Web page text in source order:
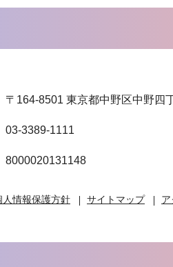
〒164-8501 東京都中野区中野四
03-3389-1111
8000020131148
人情報保護方針 サイトマップ